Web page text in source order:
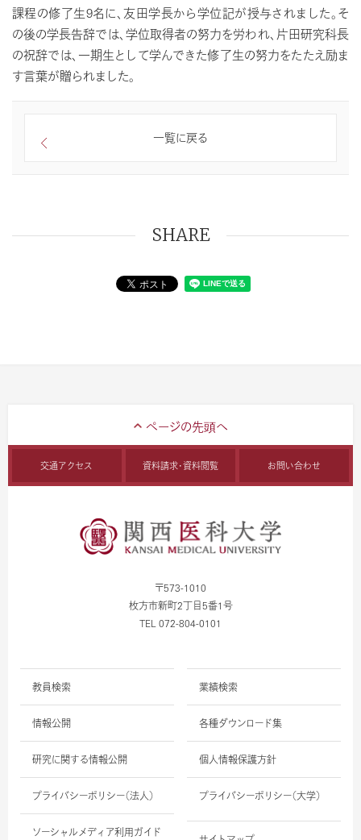
課程の修了生9名に、友田学長から学位記が授与されました。そ
の後の学長告辞では、学位取得者の努力を労われ、片田研究科長
の祝辞では、一期生として学んできた修了生の努力をたたえ励ま
す言葉が贈られました。
一覧に戻る
SHARE
交通アクセス 資料請求・資料閲覧 お問い合わせ
〒573-1010
枚方市新町2丁目5番1号
TEL 072-804-0101
教員検索 業績検索
情報公開 各種ダウンロード集
研究に関する情報公開 個人情報保護方針
プライバシーポリシー（法人） プライバシーポリシー（大学）
ソーシャルメディア利用ガイド